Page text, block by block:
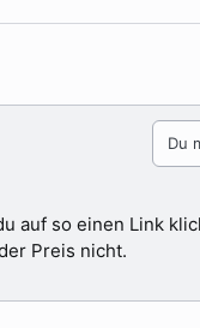
Du
auf so einen Link
Preis nicht.